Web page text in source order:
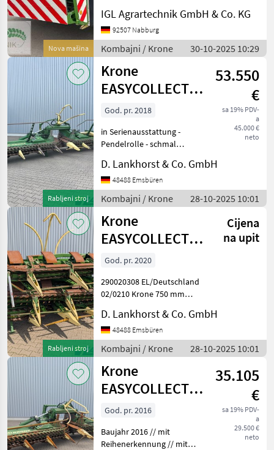
Nova mašina
automatische
Schneidwerksführung
(Autocontour...) ________
Maiserntevorsatz mit
Arbeitsbreiten
IGL Agrartechnik GmbH & Co. KG
92507 Nabburg
Kombajni / Krone 30-10-2025 10:29
Rabljeni stroj
Krone
EASYCOLLECT
750-2
53.550
€
sa 19% PDV-
a
45.000 €
neto
God. pr. 2018
in Serienausstattung -
Pendelrolle - schmal
Bodenkupierung -
AutoScan - Transportschutz
Tip hedera/ adaptera:
Heder/ adapter za kukuruz
Ko
D. Lankhorst & Co. GmbH
48488 Emsbüren
Kombajni / Krone 28-10-2025 10:01
Rabljeni stroj
Krone
EASYCOLLECT
900-3
Cijena
na upit
God. pr. 2020
290020308 EL/Deutschland
02/0210 Krone 750 mm
Reihenerkennung 05/0510
mit Bodenkopierung
0670610 mit AutoScan Inkl.
Betriebsanleitun
D. Lankhorst & Co. GmbH
48488 Emsbüren
Kombajni / Krone 28-10-2025 10:01
Krone
EASYCOLLECT
750-2
35.105
€
sa 19% PDV-
a
29.500 €
neto
God. pr. 2016
Baujahr 2016 // mit
Reihenerkennung // mit